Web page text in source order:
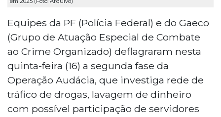
Equipes da PF (Polícia Federal) e do Gaeco
(Grupo de Atuação Especial de Combate
ao Crime Organizado) deflagraram nesta
quinta-feira (16) a segunda fase da
Operação Audácia, que investiga rede de
tráfico de drogas, lavagem de dinheiro
com possível participação de servidores